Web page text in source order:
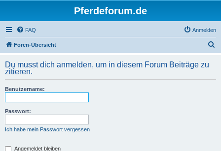
Pferdeforum.de
FAQ Anmelden
Foren-Übersicht
h
Du musst dich anmelden, um in diesem Forum Beiträge zu
zitieren.
Benutzername:
Passwort:
Ich habe mein Passwort vergessen
Angemeldet bleiben